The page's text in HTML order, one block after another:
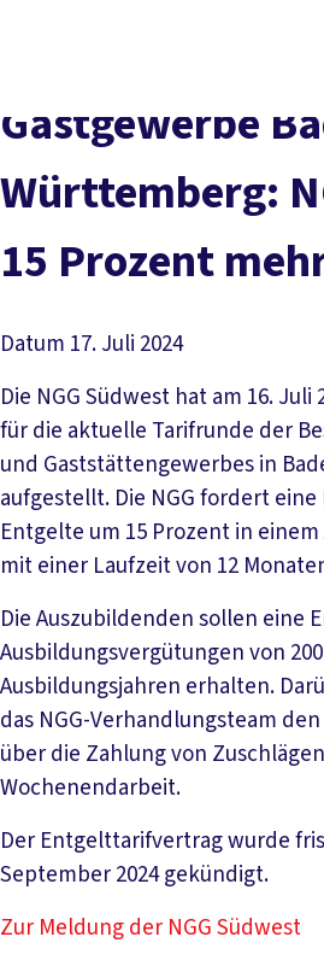
Gastgewerbe
Württemberg:
15 Prozent
Datum 17. Juli 2024
Die NGG Südwest hat am 16.
für die aktuelle Tarifrunde der
und Gaststättengewerbes in
aufgestellt. Die NGG fordert
Entgelte um 15 Prozent in
mit einer Laufzeit von 12
Die Auszubildenden sollen eine
Ausbildungsvergütungen von
Ausbildungsjahren erhalten.
das NGG-Verhandlungsteam
über die Zahlung von
Wochenendarbeit.
Der Entgelttarifvertrag wurde
September 2024 gekündigt.
Zur Meldung der NGG Südwest